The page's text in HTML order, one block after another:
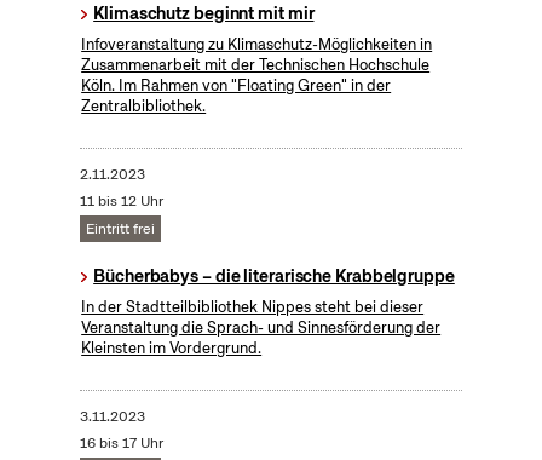
Klimaschutz beginnt mit mir
Infoveranstaltung zu Klimaschutz-Möglichkeiten in
Zusammenarbeit mit der Technischen Hochschule
Köln. Im Rahmen von "Floating Green" in der
Zentralbibliothek.
2.11.2023
11 bis 12 Uhr
Eintritt frei
Bücherbabys – die literarische Krabbelgruppe
In der Stadtteilbibliothek Nippes steht bei dieser
Veranstaltung die Sprach- und Sinnesförderung der
Kleinsten im Vordergrund.
3.11.2023
16 bis 17 Uhr